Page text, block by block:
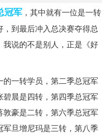
冠军 ，其中就有一位是一转
到最后冲入总决赛夺得总
说的不是别人，正是《好
一转学员，第二季总冠军
晨是四转，第四季总冠军
豪是二转，第六季总冠军
旦增尼玛是三转，第八季